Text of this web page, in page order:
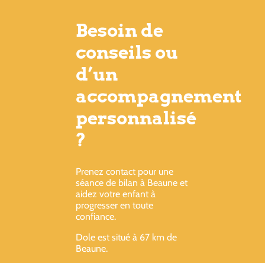
Besoin de
conseils ou
d’un
accompagnement
personnalisé
?
Prenez contact pour une
séance de bilan à Beaune et
aidez votre enfant à
progresser en toute
confiance.
Dole est situé à 67 km de
Beaune.